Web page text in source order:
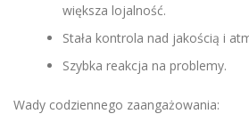
większa lojalność.
Stała kontrola nad jakością i
Szybka reakcja na problemy.
Wady codziennego zaangażowania: